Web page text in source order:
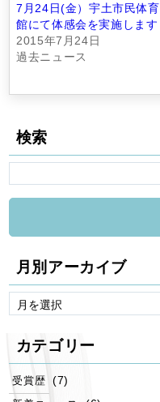
7月24日(金）宇土市民体育
館にて体感会を実施します
2015年7月24日
過去ニュース
検索
月別アーカイブ
カテゴリー
受賞歴 (7)